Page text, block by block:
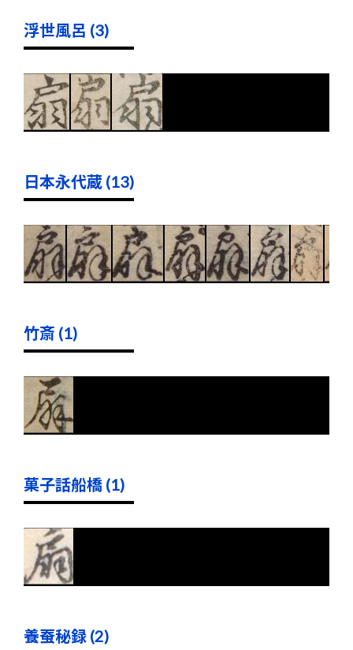
浮世風呂 (3)
日本永代蔵 (13)
竹斎 (1)
菓子話船橋 (1)
養蚕秘録 (2)